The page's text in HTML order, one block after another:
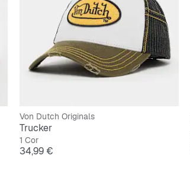
Von Dutch Originals
Trucker
1 Cor
Preço
34,99 €